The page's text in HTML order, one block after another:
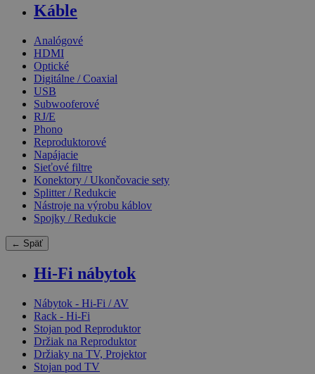
Káble
Analógové
HDMI
Optické
Digitálne / Coaxial
USB
Subwooferové
RJ/E
Phono
Reproduktorové
Napájacie
Sieťové filtre
Konektory / Ukončovacie sety
Splitter / Redukcie
Nástroje na výrobu káblov
Spojky / Redukcie
← Späť
Hi-Fi nábytok
Nábytok - Hi-Fi / AV
Rack - Hi-Fi
Stojan pod Reproduktor
Držiak na Reproduktor
Držiaky na TV, Projektor
Stojan pod TV